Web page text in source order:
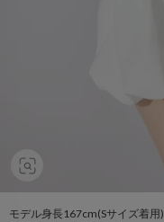
モデル身長167cm(Sサイズ着用)